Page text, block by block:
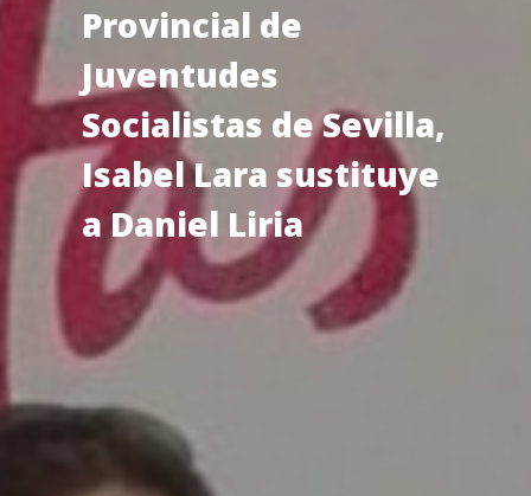
Provincial de
Juventudes
Socialistas de Sevilla,
Isabel Lara sustituye
a Daniel Liria